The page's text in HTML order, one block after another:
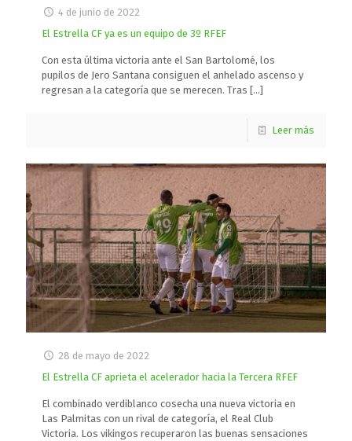
4 de junio de 2022
El Estrella CF ya es un equipo de 3º RFEF
Con esta última victoria ante el San Bartolomé, los
pupilos de Jero Santana consiguen el anhelado ascenso y
regresan a la categoría que se merecen. Tras […]
Leer más
28 de mayo de 2022
El Estrella CF aprieta el acelerador hacia la Tercera RFEF
El combinado verdiblanco cosecha una nueva victoria en
Las Palmitas con un rival de categoría, el Real Club
Victoria. Los vikingos recuperaron las buenas sensaciones